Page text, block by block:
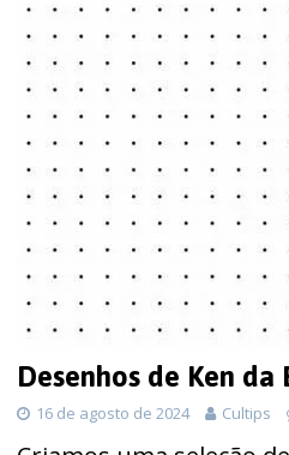
Desenhos de Ken
16 de agosto de 2024 Cultips